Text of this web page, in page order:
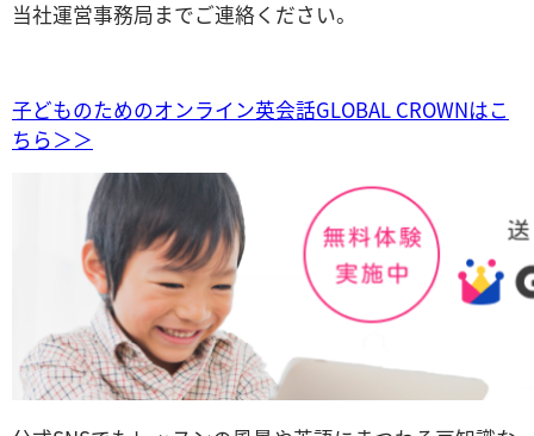
当社運営事務局までご連絡ください。
子どものためのオンライン英会話GLOBAL CROWNはこ
ちら＞＞